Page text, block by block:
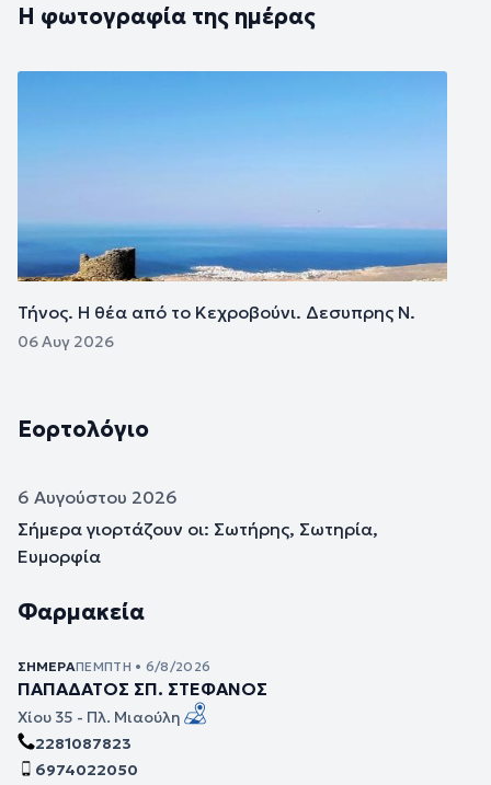
Η φωτογραφία της ημέρας
Τήνος. Η θέα από το Κεχροβούνι. Δεσυπρης Ν.
06 Αυγ 2026
Εορτολόγιο
6 Αυγούστου 2026
Σήμερα γιορτάζουν οι: Σωτήρης, Σωτηρία,
Ευμορφία
Φαρμακεία
ΣΉΜΕΡΑΠΈΜΠΤΗ • 6/8/2026
ΠΑΠΑΔΑΤΟΣ ΣΠ. ΣΤΕΦΑΝΟΣ
Χίου 35 - Πλ. Μιαούλη
2281087823
6974022050